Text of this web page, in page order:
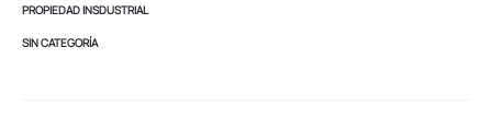
PROPIEDAD INSDUSTRIAL
SIN CATEGORÍA